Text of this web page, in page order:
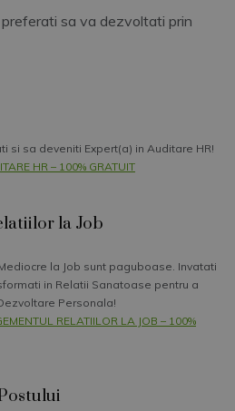
sa va dezvoltati prin
si sa deveniti Expert(a) in Auditare HR!
HR – 100% GRATUIT
la Job
la Job sunt paguboase. Invatati
in Relatii Sanatoase pentru a
Personala!
RELATIILOR LA JOB – 100%